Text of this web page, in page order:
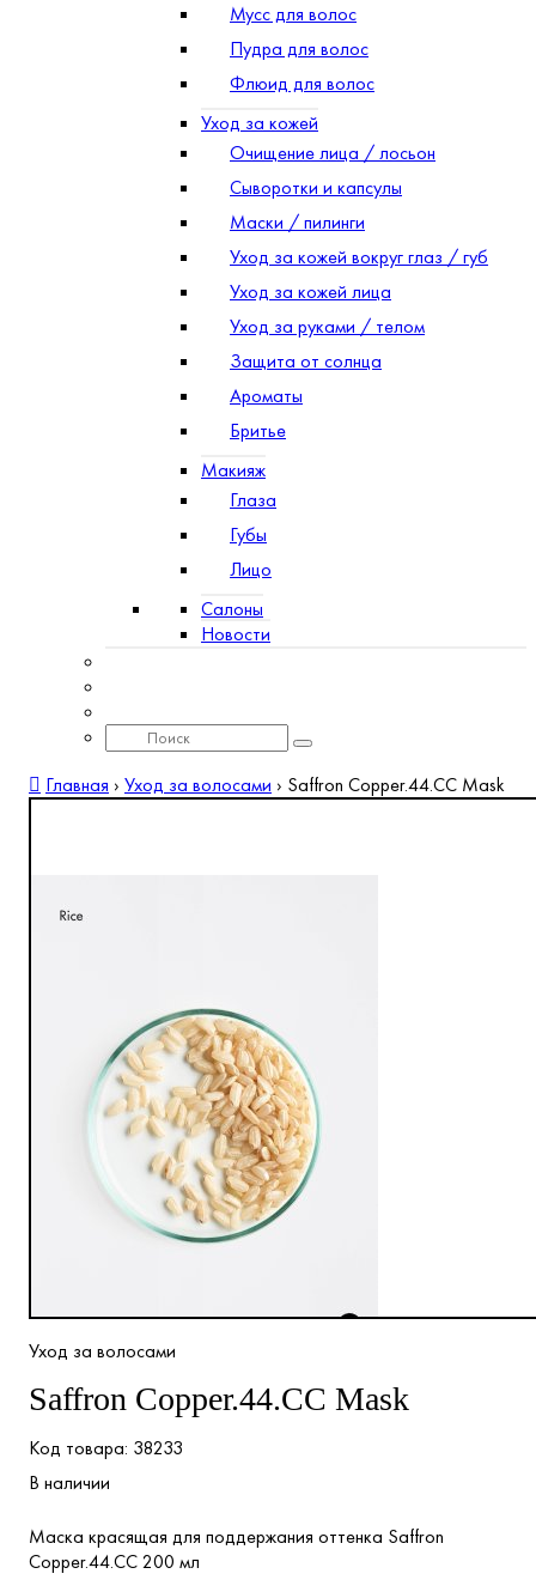
Мусс для волос
Пудра для волос
Флюид для волос
Уход за кожей
Очищение лица / лосьон
Сыворотки и капсулы
Маски / пилинги
Уход за кожей вокруг глаз / губ
Уход за кожей лица
Уход за руками / телом
Защита от солнца
Ароматы
Бритье
Макияж
Глаза
Губы
Лицо
Салоны
Новости
Главная › Уход за волосами › Saffron Copper.44.CC Mask
Уход за волосами
Saffron Copper.44.CC Mask
38233
В наличии
Маска красящая для поддержания оттенка Saffron
Copper.44.CC 200 мл